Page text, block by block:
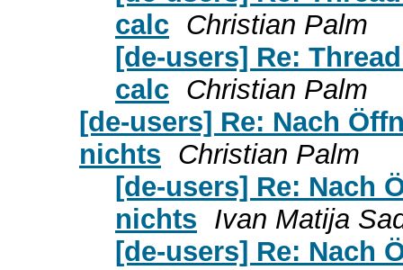
calc Christian Palm
[de-users] Re:
calc Christian Palm
[de-users] Re: Nach
nichts Christian Palm
[de-users] Re: Nach
nichts Ivan Matija
[de-users] Re: Nach